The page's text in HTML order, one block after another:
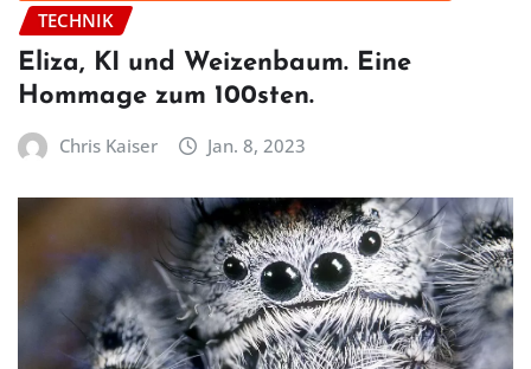
TECHNIK
Eliza, KI und Weizenbaum. Eine
Hommage zum 100sten.
Chris Kaiser Jan. 8, 2023